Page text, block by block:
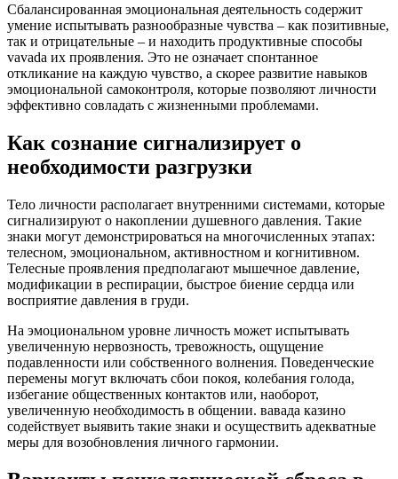
Сбалансированная эмоциональная деятельность содержит
умение испытывать разнообразные чувства – как позитивные,
так и отрицательные – и находить продуктивные способы
vavada их проявления. Это не означает спонтанное
откликание на каждую чувство, а скорее развитие навыков
эмоциональной самоконтроля, которые позволяют личности
эффективно совладать с жизненными проблемами.
Как сознание сигнализирует о
необходимости разгрузки
Тело личности располагает внутренними системами, которые
сигнализируют о накоплении душевного давления. Такие
знаки могут демонстрироваться на многочисленных этапах:
телесном, эмоциональном, активностном и когнитивном.
Телесные проявления предполагают мышечное давление,
модификации в респирации, быстрое биение сердца или
восприятие давления в груди.
На эмоциональном уровне личность может испытывать
увеличенную нервозность, тревожность, ощущение
подавленности или собственного волнения. Поведенческие
перемены могут включать сбои покоя, колебания голода,
избегание общественных контактов или, наоборот,
увеличенную необходимость в общении. вавада казино
содействует выявить такие знаки и осуществить адекватные
меры для возобновления личного гармонии.